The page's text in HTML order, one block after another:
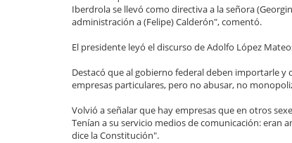
Iberdrola se llevó como directiva a la señora
administración a (Felipe) Calderón", comentó.
El presidente leyó el discurso de Adolfo López
Destacó que al gobierno federal deben importarle
empresas particulares, pero no abusar, no
Volvió a señalar que hay empresas que en otros
Tenían a su servicio medios de comunicación: eran
dice la Constitución".